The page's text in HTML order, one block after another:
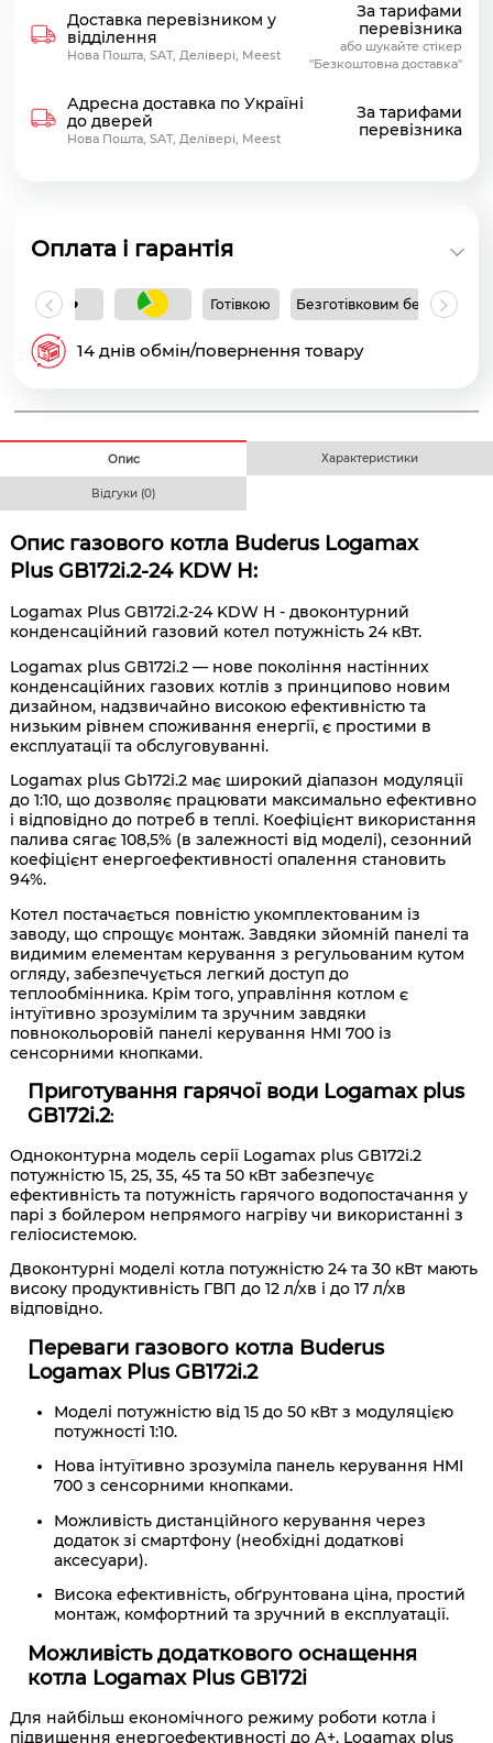
Доставка перевізником у
відділення
Нова Пошта, SAT, Делівері, Meest
За тарифами
перевізника
або шукайте стікер
"Безкоштовна доставка"
Адресна доставка по Україні
до дверей
Нова Пошта, SAT, Делівері, Meest
За тарифами
перевізника
Оплата і гарантія
Готівкою Безготівковим без ПДВ
14 днів обмін/повернення товару
Опис Характеристики
Відгуки (0)
Опис газового котла Buderus Logamax
Plus GB172i.2-24 KDW H:
Logamax Plus GB172i.2-24 KDW H - двоконтурний
конденсаційний газовий котел потужність 24 кВт.
Logamax plus GB172i.2 — нове покоління настінних
конденсаційних газових котлів з принципово новим
дизайном, надзвичайно високою ефективністю та
низьким рівнем споживання енергії, є простими в
експлуатації та обслуговуванні.
Logamax plus Gb172i.2 має широкий діапазон модуляції
до 1:10, що дозволяє працювати максимально ефективно
і відповідно до потреб в теплі. Коефіцієнт використання
палива сягає 108,5% (в залежності від моделі), сезонний
коефіцієнт енергоефективності опалення становить
94%.
Котел постачається повністю укомплектованим із
заводу, що спрощує монтаж. Завдяки зйомній панелі та
видимим елементам керування з регульованим кутом
огляду, забезпечується легкий доступ до
теплообмінника. Крім того, управління котлом є
інтуїтивно зрозумілим та зручним завдяки
повнокольоровій панелі керування HMI 700 із
сенсорними кнопками.
Приготування гарячої води Logamax plus
GB172i.2:
Одноконтурна модель серії Logamax plus GB172i.2
потужністю 15, 25, 35, 45 та 50 кВт забезпечує
ефективність та потужність гарячого водопостачання у
парі з бойлером непрямого нагріву чи використанні з
геліосистемою.
Двоконтурні моделі котла потужністю 24 та 30 кВт мають
високу продуктивність ГВП до 12 л/хв і до 17 л/хв
відповідно.
Переваги газового котла Buderus
Logamax Plus GB172i.2
Моделі потужністю від 15 до 50 кВт з модуляцією
потужності 1:10.
Нова інтуїтивно зрозуміла панель керування HMI
700 з сенсорними кнопками.
Можливість дистанційного керування через
додаток зі смартфону (необхідні додаткові
аксесуари).
Висока ефективність, обґрунтована ціна, простий
монтаж, комфортний та зручний в експлуатації.
Можливість додаткового оснащення
котла Logamax Plus GB172i
Для найбільш економічного режиму роботи котла і
підвищення енергоефективності до А+, Logamax plus